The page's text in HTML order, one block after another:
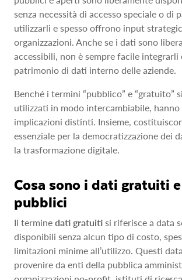
senza necessità di accesso speciale o di
utilizzarli e spesso offrono input
organizzazioni. Anche se i dati sono
accessibili, non è sempre facile integrarli
patrimonio di dati interno delle aziende.
Benché i termini “pubblico” e “gratuito”
utilizzati in modo intercambiabile,
implicazioni distinti. Insieme,
essenziale per la democratizzazione dei
la trasformazione digitale.
Cosa sono i dati gratuiti
pubblici
Il termine dati gratuiti si riferisce a data
disponibili senza alcun tipo di costo,
limitazioni minime all’utilizzo. Questi
provenire da enti della pubblica